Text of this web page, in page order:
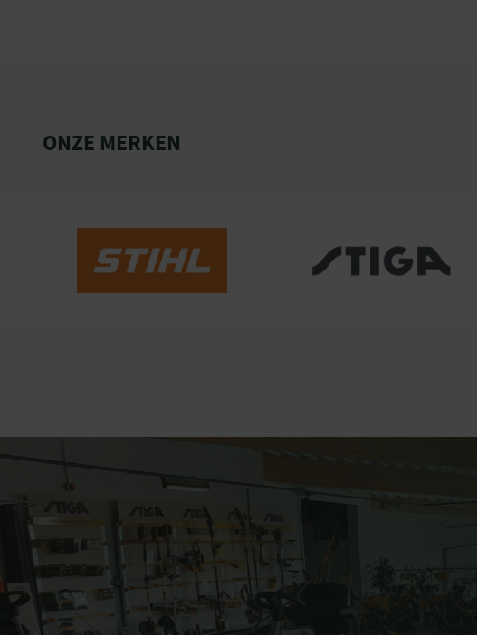
ONZE MERKEN